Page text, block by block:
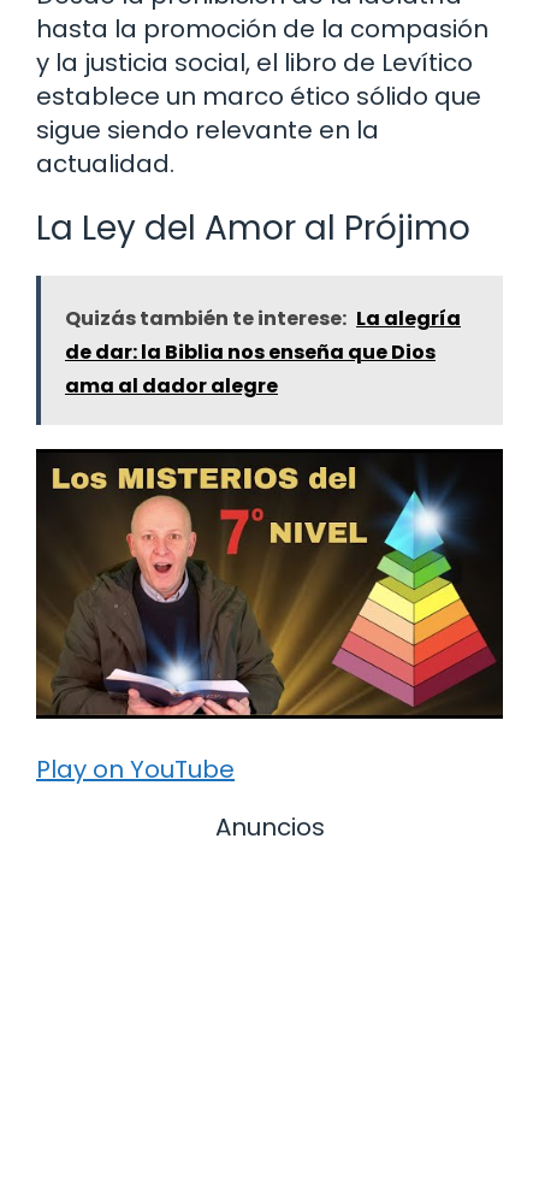
hasta la promoción de la compasión
y la justicia social, el libro de Levítico
establece un marco ético sólido que
sigue siendo relevante en la
actualidad.
La Ley del Amor al Prójimo
Quizás también te interese: La alegría
de dar: la Biblia nos enseña que Dios
ama al dador alegre
Play on YouTube
Anuncios